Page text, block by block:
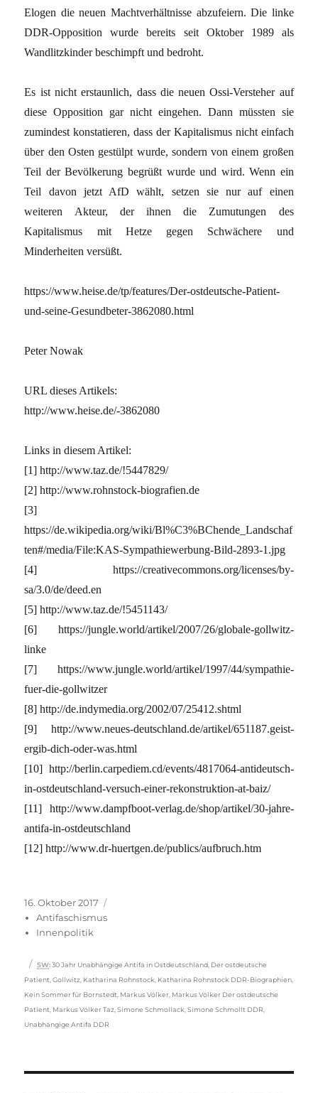
Elogen die neuen Machtverhältnisse abzufeiern. Die linke
DDR-Opposition wurde bereits seit Oktober 1989 als
Wandlitzkinder beschimpft und bedroht.
Es ist nicht erstaunlich, dass die neuen Ossi-Versteher auf
diese Opposition gar nicht eingehen. Dann müssten sie
zumindest konstatieren, dass der Kapitalismus nicht einfach
über den Osten gestülpt wurde, sondern von einem großen
Teil der Bevölkerung begrüßt wurde und wird. Wenn ein
Teil davon jetzt AfD wählt, setzen sie nur auf einen
weiteren Akteur, der ihnen die Zumutungen des
Kapitalismus mit Hetze gegen Schwächere und
Minderheiten versüßt.
https://www.heise.de/tp/features/Der-ostdeutsche-Patient-
und-seine-Gesundbeter-3862080.html
Peter Nowak
URL dieses Artikels:
http://www.heise.de/-3862080
Links in diesem Artikel:
[1] http://www.taz.de/!5447829/
[2] http://www.rohnstock-biografien.de
[3]
https://de.wikipedia.org/wiki/Bl%C3%BChende_Landschaf
ten#/media/File:KAS-Sympathiewerbung-Bild-2893-1.jpg
[4] https://creativecommons.org/licenses/by-
sa/3.0/de/deed.en
[5] http://www.taz.de/!5451143/
[6] https://jungle.world/artikel/2007/26/globale-gollwitz-
linke
[7] https://www.jungle.world/artikel/1997/44/sympathie-
fuer-die-gollwitzer
[8] http://de.indymedia.org/2002/07/25412.shtml
[9] http://www.neues-deutschland.de/artikel/651187.geist-
ergib-dich-oder-was.html
[10] http://berlin.carpediem.cd/events/4817064-antideutsch-
in-ostdeutschland-versuch-einer-rekonstruktion-at-baiz/
[11] http://www.dampfboot-verlag.de/shop/artikel/30-jahre-
antifa-in-ostdeutschland
[12] http://www.dr-huertgen.de/publics/aufbruch.htm
Veröffentlicht
am
16. Oktober 2017
Antifaschismus
Innenpolitik
Schlagwörter
SW: 30 Jahr Unabhängige Antifa in Ostdeutschland Der ostdeutsche
Patient ,Gollwitz Katharina Rohnstock Katharina Rohnstock DDR-Biographien
Kein Sommer für Bornstedt Markus Völker Markus Völker Der ostdeutsche
Patient Markus Völker Taz ,Simone Schmollack ,Simone Schmollt DDR
Unabhängige Antifa DDR